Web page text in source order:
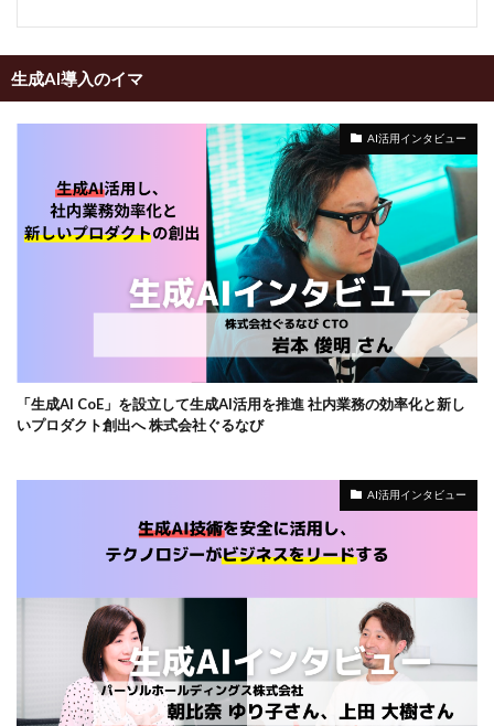
生成AI導入のイマ
AI活用インタビュー
「生成AI CoE」を設立して生成AI活用を推進 社内業務の効率化と新し
いプロダクト創出へ 株式会社ぐるなび
AI活用インタビュー